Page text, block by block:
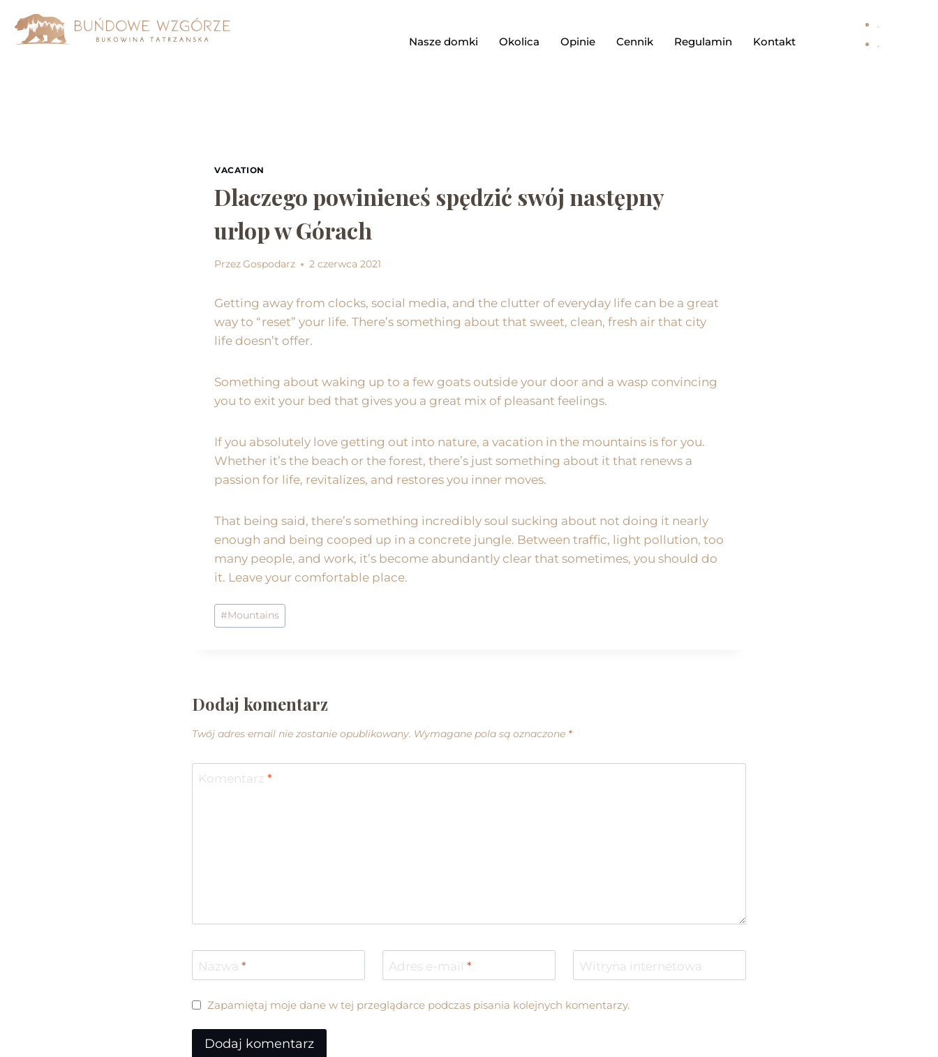
Nasze domki Okolica Opinie Cennik Regulamin Kontakt
VACATION
Dlaczego powinieneś spędzić swój następny
urlop w Górach
PrzezGospodarz 2 czerwca 2021
Getting away from clocks, social media, and the clutter of everyday life can be a great
way to “reset” your life. There’s something about that sweet, clean, fresh air that city
life doesn’t offer.
Something about waking up to a few goats outside your door and a wasp convincing
you to exit your bed that gives you a great mix of pleasant feelings.
If you absolutely love getting out into nature, a vacation in the mountains is for you.
Whether it’s the beach or the forest, there’s just something about it that renews a
passion for life, revitalizes, and restores you inner moves.
That being said, there’s something incredibly soul sucking about not doing it nearly
enough and being cooped up in a concrete jungle. Between traffic, light pollution, too
many people, and work, it’s become abundantly clear that sometimes, you should do
it. Leave your comfortable place.
#Mountains
Dodaj komentarz
Twój adres email nie zostanie opublikowany. Wymagane pola są oznaczone *
Komentarz *
Nazwa * Adres e-mail * Witryna internetowa
Zapamiętaj moje dane w tej przeglądarce podczas pisania kolejnych komentarzy.